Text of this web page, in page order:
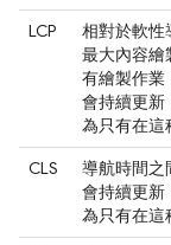
LCP
相對於軟性
最大內容繪
有繪製作業
會持續更新
為只有在這
CLS
導航時間之
會持續更新
為只有在這